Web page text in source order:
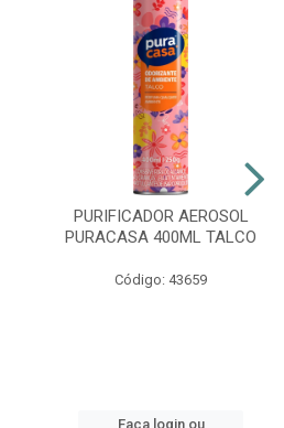
PURIFICADOR AEROSOL
PURACASA 400ML TALCO
Código: 43659
Faça login ou